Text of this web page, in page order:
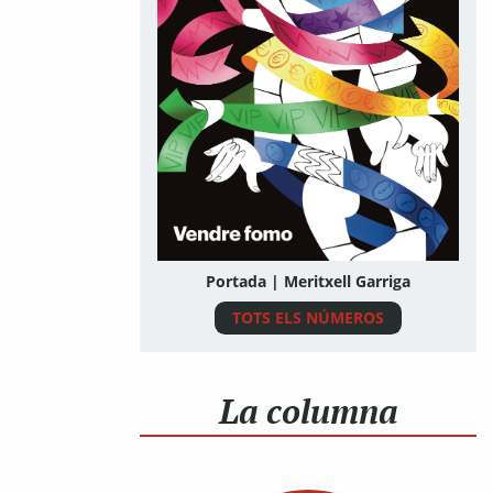
Portada | Meritxell Garriga
TOTS ELS NÚMEROS
La columna